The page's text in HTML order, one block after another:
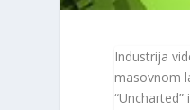
Industrija
masovnom